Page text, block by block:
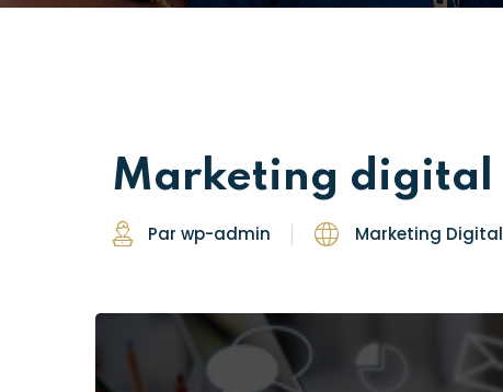
Marketing digital
Par wp-admin Marketing Digital